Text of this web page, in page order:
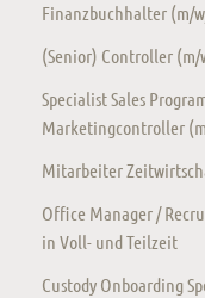
Finanzbuchhalter (m/
(Senior) Controller
Specialist Sales
Marketingcontroller
Mitarbeiter
Office Manager /
in Voll- und Teilzeit
Custody Onboarding